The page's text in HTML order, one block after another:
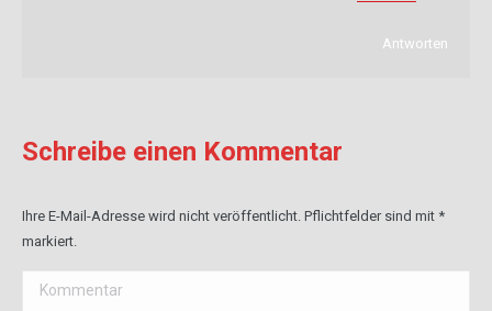
Antworten
Schreibe einen Kommentar
Ihre E-Mail-Adresse wird nicht veröffentlicht. Pflichtfelder sind mit *
markiert.
Kommentar